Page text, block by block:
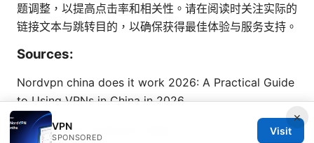
题调整，以提高点击率和相关性。请在阅读时关注实际的
链接文本与跳转目的，以确保获得最佳体验与服务支持。
Sources:
Nordvpn china does it work 2026: A Practical Guide
to Using VPNs in China in 2026
Ultrasurf vpn extension edge
×
VPN
SPONSORED
Visit